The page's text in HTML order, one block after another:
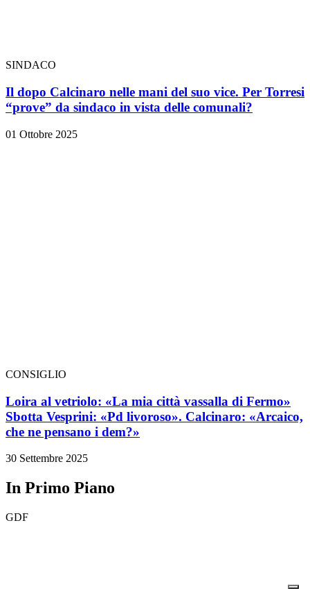
SINDACO
Il dopo Calcinaro nelle mani del suo vice. Per Torresi
“prove” da sindaco in vista delle comunali?
01 Ottobre 2025
CONSIGLIO
Loira al vetriolo: «La mia città vassalla di Fermo»
Sbotta Vesprini: «Pd livoroso». Calcinaro: «Arcaico,
che ne pensano i dem?»
30 Settembre 2025
In Primo Piano
GDF